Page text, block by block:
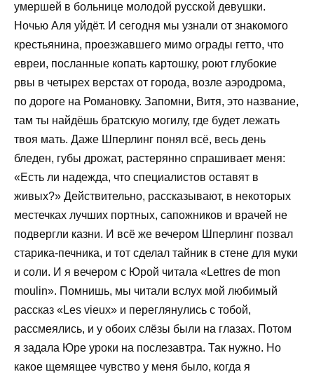
умершей в больнице молодой русской девушки.
Ночью Аля уйдёт. И сегодня мы узнали от знакомого
крестьянина, проезжавшего мимо ограды гетто, что
евреи, посланные копать картошку, роют глубокие
рвы в четырех верстах от города, возле аэродрома,
по дороге на Романовку. Запомни, Витя, это название,
там ты найдёшь братскую могилу, где будет лежать
твоя мать. Даже Шперлинг понял всё, весь день
бледен, губы дрожат, растерянно спрашивает меня:
«Есть ли надежда, что специалистов оставят в
живых?» Действительно, рассказывают, в некоторых
местечках лучших портных, сапожников и врачей не
подвергли казни. И всё же вечером Шперлинг позвал
старика-печника, и тот сделал тайник в стене для муки
и соли. И я вечером с Юрой читала «Lettres de mon
moulin». Помнишь, мы читали вслух мой любимый
рассказ «Les vieux» и переглянулись с тобой,
рассмеялись, и у обоих слёзы были на глазах. Потом
я задала Юре уроки на послезавтра. Так нужно. Но
какое щемящее чувство у меня было, когда я